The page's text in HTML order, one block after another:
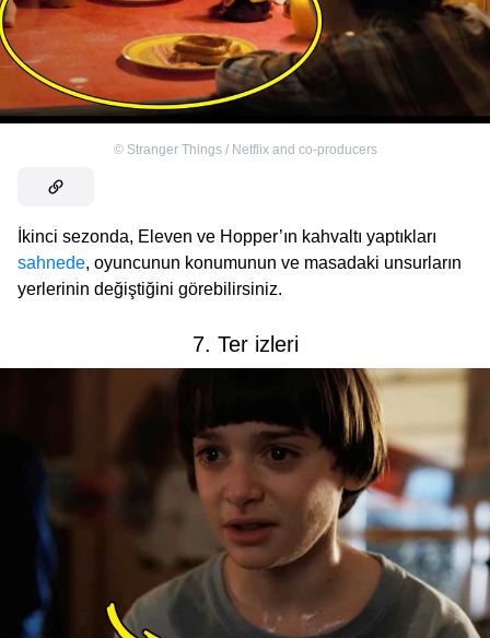
© Stranger Things / Netflix and co-producers
İkinci sezonda, Eleven ve Hopper’ın kahvaltı yaptıkları
sahnede, oyuncunun konumunun ve masadaki unsurların
yerlerinin değiştiğini görebilirsiniz.
7. Ter izleri